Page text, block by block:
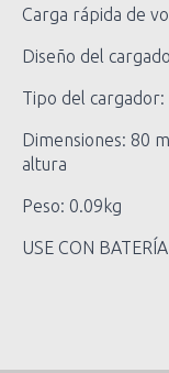
Carga rápida de
Diseño del
Tipo del
Dimensiones: 80
altura
Peso: 0.09kg
USE CON